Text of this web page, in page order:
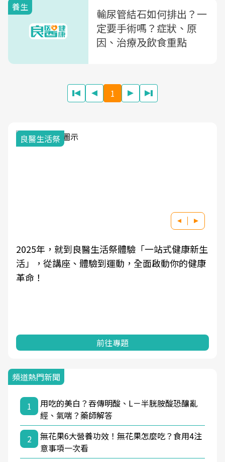
養生
輸尿管結石如何排出？一
定要手術嗎？症狀、原
因、治療及飲食重點
1
良醫生活祭
2025年，就到良醫生活祭體驗「一站式健康新生
活」，從講座、體驗到運動，全面啟動你的健康
革命！
前往專題
頻道熱門新聞
1
用吃的美白？吞傳明酸、L－半胱胺酸恐釀亂
經、氣喘？藥師解答
2
無花果6大營養功效！無花果怎麼吃？食用4注
意事項一次看